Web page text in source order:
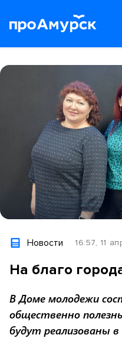
Новости 16:57, 11
На благо
В Доме молодежи
общественно
будут реализованы